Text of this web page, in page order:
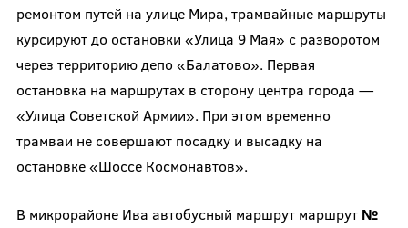
ремонтом путей на улице Мира, трамвайные маршруты
курсируют до остановки «Улица 9 Мая» с разворотом
через территорию депо «Балатово». Первая
остановка на маршрутах в сторону центра города —
«Улица Советской Армии». При этом временно
трамваи не совершают посадку и высадку на
остановке «Шоссе Космонавтов».
В микрорайоне Ива автобусный маршрут маршрут №